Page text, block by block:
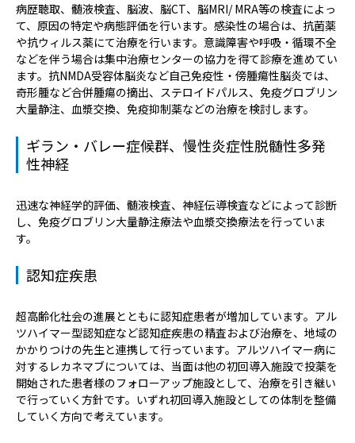
病歴聴取、髄液検査、脳波、脳CT、脳MRI/ MRA等の検査によっ
て、原因の特定や病態評価を行います。感染性の場合は、抗菌薬
や抗ウィルス薬にて治療を行います。意識障害や呼吸・循環不全
などを伴う場合は集中治療センターの協力を得て診療を進めてい
ます。抗NMDA受容体脳炎など自己免疫性・傍腫瘍性脳炎では、
奇形腫など合併腫瘍の摘出、ステロイドパルス、免疫グロブリン
大量静注、血漿交換、免疫抑制薬などの治療を検討します。
ギラン・バレー症候群、慢性炎症性脱髄性多発
性神経
迅速な神経学的評価、髄液検査、神経伝導検査などによって診断
し、免疫グロブリン大量静注療法や血漿交換療法を行っていま
す。
認知症疾患
超高齢化社会の進展とともに認知症患者が増加しています。アル
ツハイマー型認知症など認知症疾患の精査および治療を、地域の
かかりつけの先生と連携して行っています。アルツハイマー病に
対するレカネマブについては、当面は他の初回導入施設で投薬を
開始された患者様のフォローアップ施設として、治療を引き継い
で行っていく方針です。いずれ初回導入施設としての体制を整備
していく方向で考えています。